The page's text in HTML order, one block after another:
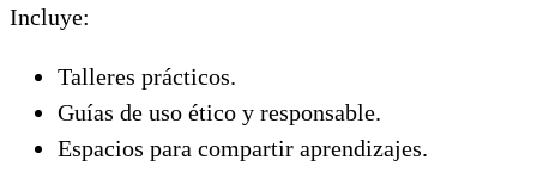
Incluye:
Talleres prácticos.
Guías de uso ético y responsable.
Espacios para compartir aprendizajes.